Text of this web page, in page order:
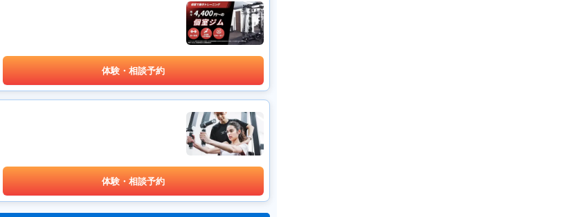
体験・相談予約
体験・相談予約